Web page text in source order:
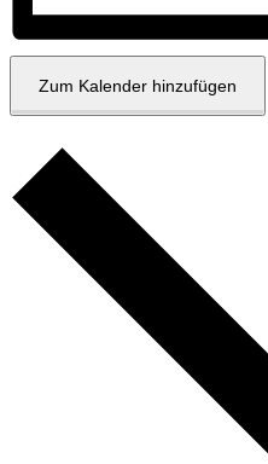
Zum Kalender hinzufügen